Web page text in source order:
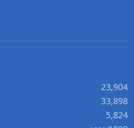
23,904
33,898
5,824